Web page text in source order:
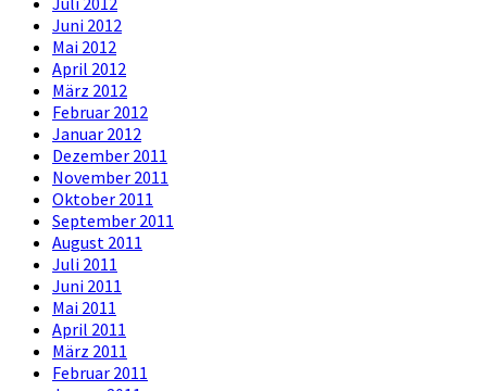
Juni 2012
Mai 2012
April 2012
März 2012
Februar 2012
Januar 2012
Dezember 2011
November 2011
Oktober 2011
September 2011
August 2011
Juli 2011
Juni 2011
Mai 2011
April 2011
März 2011
Februar 2011